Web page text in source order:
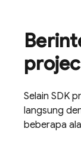
Selain SDK
langsung
beberapa